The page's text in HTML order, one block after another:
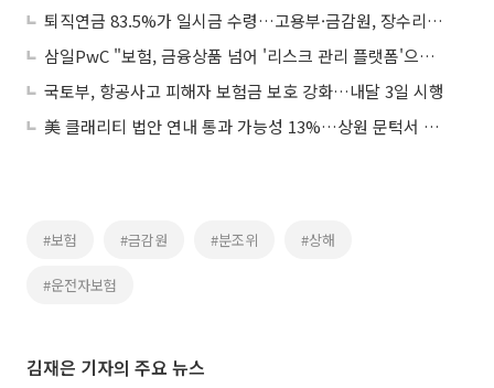
퇴직연금 83.5%가 일시금 수령…고용부·금감원, 장수리스크 대응 논의
삼일PwC "보험, 금융상품 넘어 '리스크 관리 플랫폼'으로 진화해야"
국토부, 항공사고 피해자 보험금 보호 강화…내달 3일 시행
美 클래리티 법안 연내 통과 가능성 13%…상원 문턱서 제동
#보험 #금감원 #분조위 #상해
#운전자보험
김재은 기자의 주요 뉴스